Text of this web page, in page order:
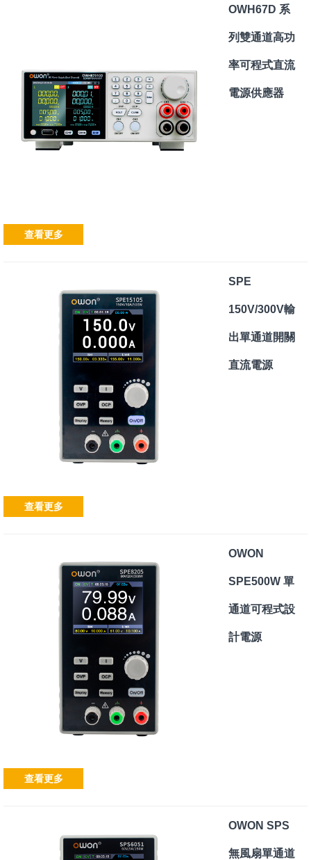
OWH67D 系
列雙通道高功
率可程式直流
電源供應器
查看更多
SPE
150V/300V輸
出單通道開關
直流電源
查看更多
OWON
SPE500W 單
通道可程式設
計電源
查看更多
OWON SPS
無風扇單通道